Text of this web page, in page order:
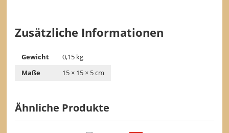
Zusätzliche Informationen
Gewicht
0,15 kg
Maße
15 × 15 × 5 cm
Ähnliche Produkte